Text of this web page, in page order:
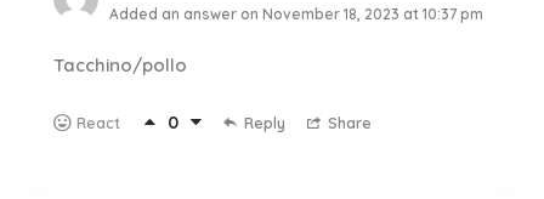
Added an answer on November 18, 2023 at 10:37 pm
Tacchino/pollo
React 0 Reply Share